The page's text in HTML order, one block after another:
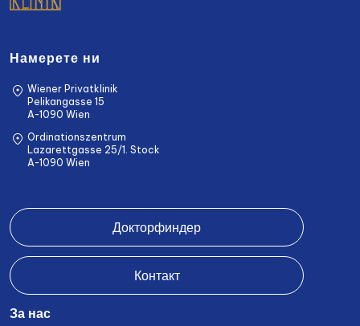
Намерете ни
Wiener Privatklinik
Pelikangasse 15
A-1090 Wien
Ordinationszentrum
Lazarettgasse 25/1. Stock
A-1090 Wien
Докторфиндер
Контакт
За нас